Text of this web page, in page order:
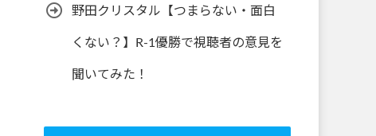
野田クリスタル【つまらない・面白
くない？】R-1優勝で視聴者の意見を
聞いてみた！